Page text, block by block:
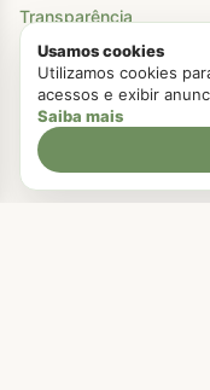
Transparência
DMCA
Categorias
Bolos
Usamos cookies
Utilizamos cookies
acessos e exibir
Saiba mais